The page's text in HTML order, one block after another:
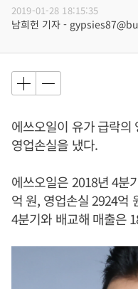
2019-01-28 18:15:35
남희헌 기자 -
에쓰오일이 유가 급락
영업손실을 냈다.
에쓰오일은 2018년 4분
억 원, 영업손실 2924억
4분기와 배교해 매출은